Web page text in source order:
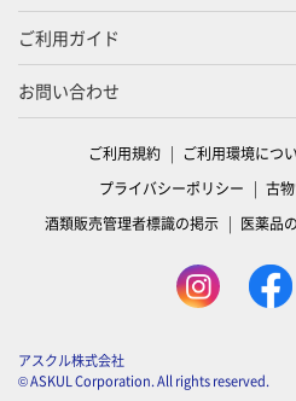
ご利用ガイド
お問い合わせ
ご利用規約 ご利用環境につ
プライバシーポリシー
古
酒類販売管理者標識の掲示
医薬品
アスクル株式会社
© ASKUL Corporation. All rights reserved.